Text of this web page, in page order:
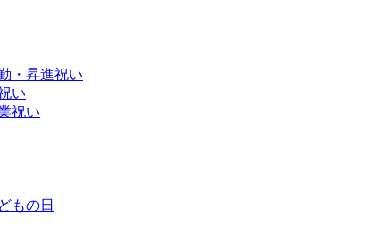
・昇進祝い
い
祝い
もの日